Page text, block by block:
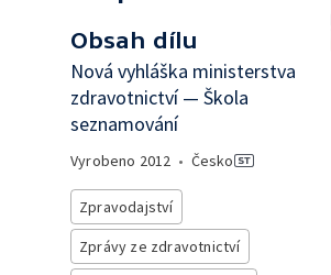
Obsah dílu
Nová vyhláška ministerstva
zdravotnictví — Škola
seznamování
Vyrobeno 2012 • Česko
Zpravodajství
Zprávy ze zdravotnictví